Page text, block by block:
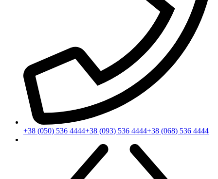
+38 (050) 536 4444+38 (093) 536 4444+38 (068) 536 4444